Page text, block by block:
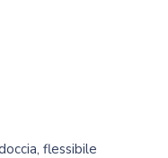
flessibile